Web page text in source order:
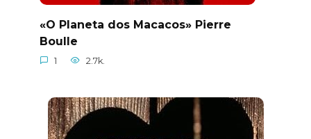
«O Planeta dos Macacos» Pierre
Boulle
1 2.7k.